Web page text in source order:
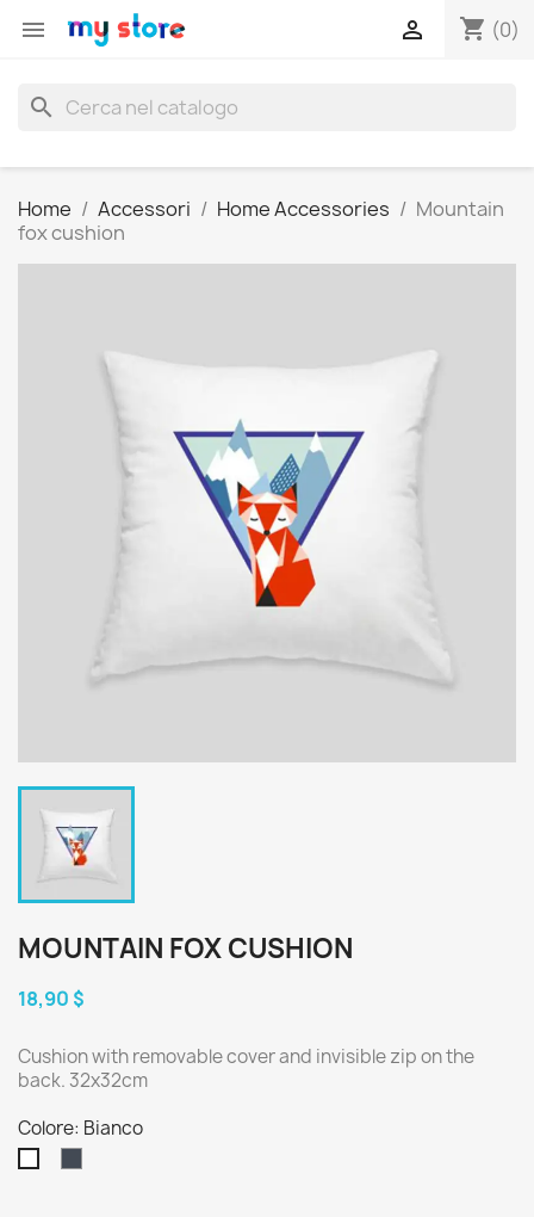
 shopping_cart (0)

search
Home Accessori Home Accessories
Mountain
fox cushion
MOUNTAIN FOX CUSHION
18,90 $
Cushion with removable cover and invisible zip on the
back. 32x32cm
Colore: Bianco